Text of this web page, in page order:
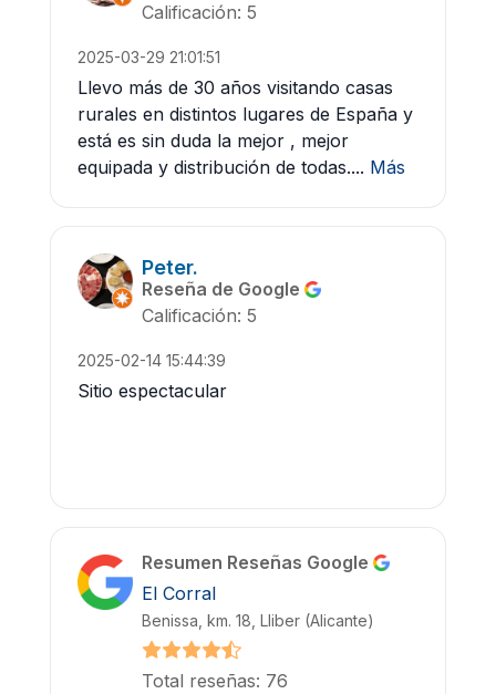
Calificación: 5
2025-03-29 21:01:51
Llevo más de 30 años visitando casas
rurales en distintos lugares de España y
está es sin duda la mejor , mejor
equipada y distribución de todas.... Más
Peter.
Reseña de Google
Calificación: 5
2025-02-14 15:44:39
Sitio espectacular
Resumen Reseñas Google
El Corral
Benissa, km. 18, Lliber (Alicante)
Total reseñas: 76